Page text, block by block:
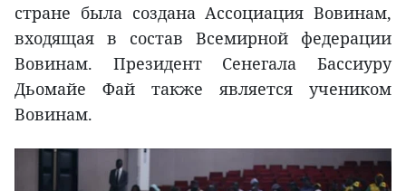
стране была создана Ассоциация Вовинам,
входящая в состав Всемирной федерации
Вовинам. Президент Сенегала Бассиуру
Дьомайе Фай также является учеником
Вовинам.